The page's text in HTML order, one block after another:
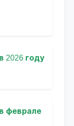
2026 году
феврале